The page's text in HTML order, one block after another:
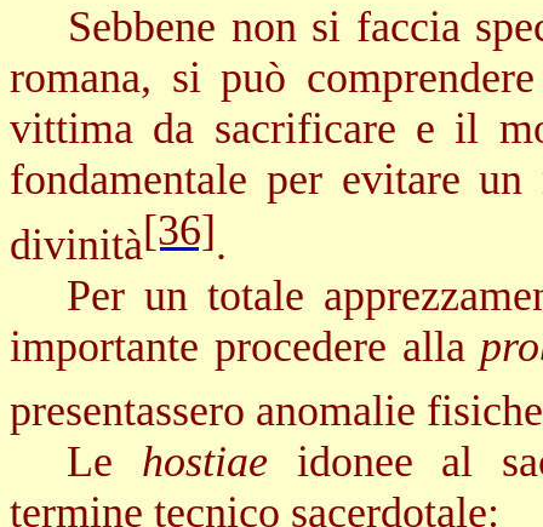
Sebbene non si faccia
romana, si può
vittima da sacrificare e il
fondamentale per evitare
divinità[36].
Per un totale
importante procedere alla
presentassero anomalie fisiche
Le hostiaeidonee al
termine tecnico sacerdotale: